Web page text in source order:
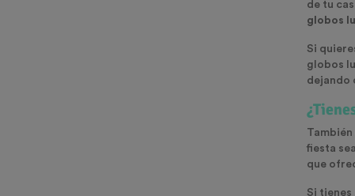
de tu
globos
Si
globos
dejando
fiesta
que
Si